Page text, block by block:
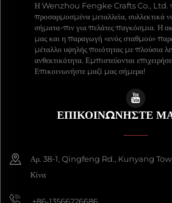
Η Wenzhou Fengke Crafts Co., Ltd.
προσαρμοσμένα μεταλλεία, συλλεκτικά
σήματα-πιν για πελάτες παγκόσμια. Η
μας και η παραγωγή «ενός σταθμού»
μέταλλο υψηλής ποιότητας με πλούσια
ανθεκτικότητα. Εμπιστεύονται
Επικοινωνήστε μαζί μας σήμερα!
ΕΠΙΚΟΙΝΩΝΉΣΤΕ
Αρ. 38-1, Qingfeng Rd., Kunyang
Κίνα